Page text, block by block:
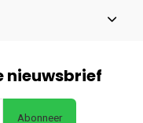
nieuwsbrief
Abonneer